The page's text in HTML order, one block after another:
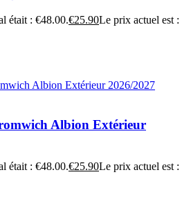
était : €48.00.€25.90Le prix actuel est :
Albion Extérieur
était : €48.00.€25.90Le prix actuel est :